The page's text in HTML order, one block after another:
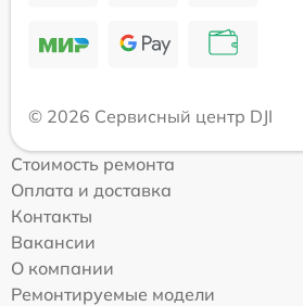
© 2026 Сервисный центр DJI
Стоимость ремонта
Оплата и доставка
Контакты
Вакансии
О компании
Ремонтируемые модели